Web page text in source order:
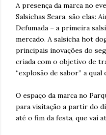
A presença da marca no
Salsichas Seara, são elas:
Defumada – a primeira
mercado. A salsicha hot
principais inovações do
criada com o objetivo de
“explosão de sabor” a
O espaço da marca no
para visitação a partir do
até o fim da festa, que vai